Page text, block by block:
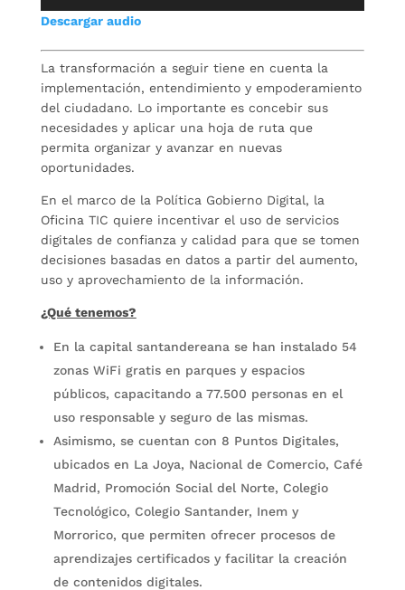
audio
Descargar audio
La transformación a seguir tiene en cuenta la
implementación, entendimiento y empoderamiento
del ciudadano. Lo importante es concebir sus
necesidades y aplicar una hoja de ruta que
permita organizar y avanzar en nuevas
oportunidades.
En el marco de la Política Gobierno Digital, la
Oficina TIC quiere incentivar el uso de servicios
digitales de confianza y calidad para que se tomen
decisiones basadas en datos a partir del aumento,
uso y aprovechamiento de la información.
¿Qué tenemos?
En la capital santandereana se han instalado 54
zonas WiFi gratis en parques y espacios
públicos, capacitando a 77.500 personas en el
uso responsable y seguro de las mismas.
Asimismo, se cuentan con 8 Puntos Digitales,
ubicados en La Joya, Nacional de Comercio, Café
Madrid, Promoción Social del Norte, Colegio
Tecnológico, Colegio Santander, Inem y
Morrorico, que permiten ofrecer procesos de
aprendizajes certificados y facilitar la creación
de contenidos digitales.